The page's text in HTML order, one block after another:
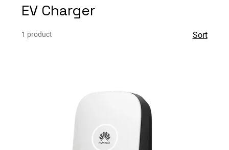
EV Charger
1 product Sort